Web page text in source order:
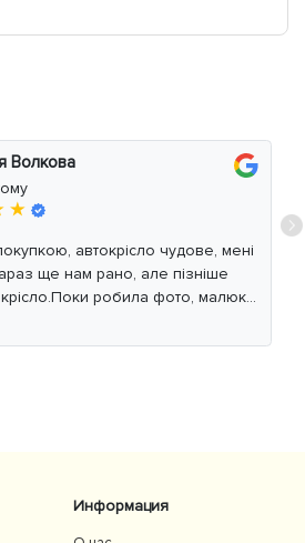
Волкова
★
автокрісло чудове, мені
ще нам рано, але пізніше
робила фото, малюк
😁
Информация